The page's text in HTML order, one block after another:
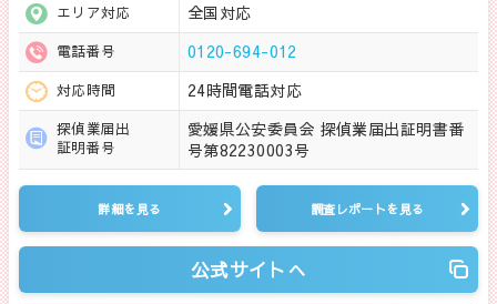
エリア対応 全国対応
電話番号 0120-694-012
対応時間 24時間電話対応
探偵業届出
証明番号
愛媛県公安委員会 探偵業届出証明書番
号第82230003号
詳細を見る 調査レポートを見る
公式サイトへ